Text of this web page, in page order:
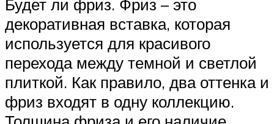
Будет ли фриз. Фриз – это
декоративная вставка, которая
используется для красивого
перехода между темной и светлой
плиткой. Как правило, два оттенка и
фриз входят в одну коллекцию.